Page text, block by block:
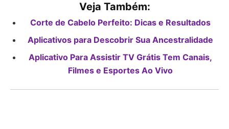
Veja Também:
Corte de Cabelo Perfeito: Dicas e Resultados
Aplicativos para Descobrir Sua Ancestralidade
Aplicativo Para Assistir TV Grátis Tem Canais,
Filmes e Esportes Ao Vivo